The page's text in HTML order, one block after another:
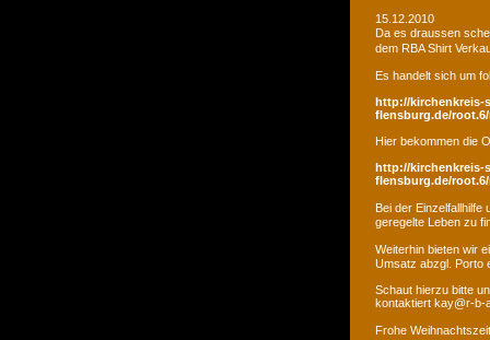
15.12.2010
Da es draussen
dem RBA Shirt
Es handelt sich um
http://kirchenkreis-
flensburg.de/
Hier bekommen die
http://kirchenkreis-
flensburg.de/
Bei der
geregelte Leben zu
Weiterhin bieten wir
Umsatz abzgl. Porto
Schaut hierzu bitte
kontaktiert kay@r-b-
Frohe